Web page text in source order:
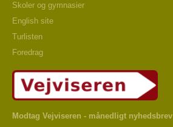
Skoler og gymnasier
English site
Turlisten
Foredrag
Modtag Vejviseren - månedligt nyhedsbrev